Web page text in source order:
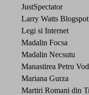
JustSpectator
Larry Watts Blogspot
Legi si Internet
Madalin Focsa
Madalin Necsutu
Manastirea Petru
Mariana Gurza
Martiri Romani din